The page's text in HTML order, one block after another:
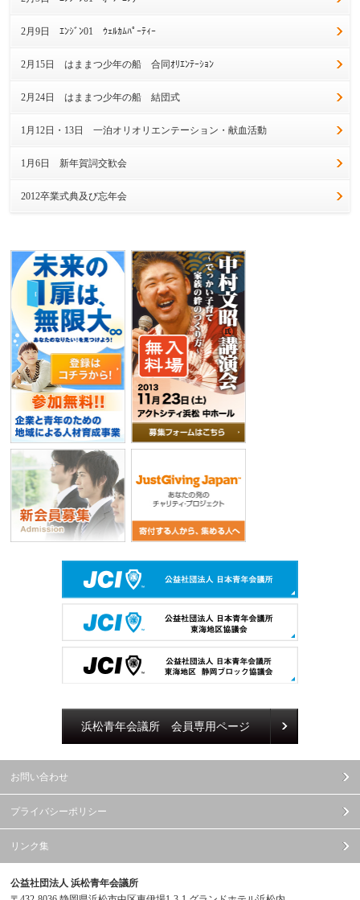
2月9日 ｴﾝｼﾞﾝ01 ｳｪﾙｶﾑﾊﾟｰﾃｨｰ
2月15日 はままつ少年の船 合同ｵﾘｴﾝﾃｰｼｮﾝ
2月24日 はままつ少年の船 結団式
1月12日・13日 一泊オリオリエンテーション・献血活動
1月6日 新年賀詞交歓会
2012卒業式典及び忘年会
浜松青年会議所 会員専用ページ
お問い合わせ
プライバシーポリシー
リンク集
公益社団法人 浜松青年会議所